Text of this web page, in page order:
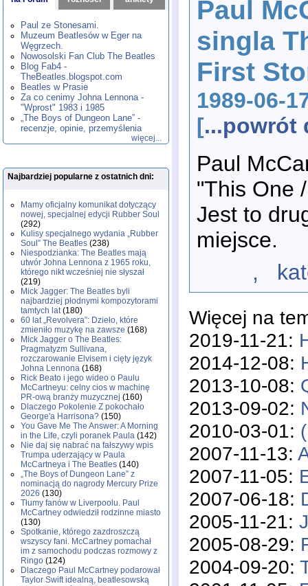
,1982,1983 ,1984,
1985, 1986,1987,1988
1990,1991 ,1992,1993 ,1994,
1995,1996, 1999
2000,2001,2002 ,2003,2004,
2005,2006, 2007
2010,2011,2012,2013,2014
2015,2016, 2017,
2020,2021,2022,2023,2024 ,
2025,2026
Paul ze Stonesami.
Muzeum Beatlesów w Eger na
Węgrzech.
Nowosolski Fan Club The Beatles
Blog Fab4 -
TheBeatles.blogspot.com
Beatles w Prasie
Za co cenimy Johna Lennona -
"Wprost" 1983 i 1985
„The Boys of Dungeon Lane” -
recenzje, opinie, przemyślenia
więcej...
Najbardziej popularne z ostatnich dni:
Mamy oficjalny komunikat dotyczący
nowej, specjalnej edycji Rubber Soul
(292)
Kulisy specjalnego wydania „Rubber
Soul” The Beatles (238)
Niespodzianka: The Beatles mają
utwór Johna Lennona z 1965 roku,
którego nikt wcześniej nie słyszał
(219)
Mick Jagger: The Beatles byli
najbardziej płodnymi kompozytorami
tamtych lat(180)
60 lat „Revolvera”: Dzieło, które
zmieniło muzykę na zawsze (168)
Mick Jagger o The Beatles:
Pragmatyzm Sullivana,
rozczarowanie Elvisem i cięty język
Johna Lennona (168)
Rick Beato i jego wideo o Paulu
McCartneyu: celny cios w machinę
PR-ową branży muzycznej (160)
Dlaczego Pokolenie Z pokochało
George'a Harrisona? (150)
You Gave Me The Answer: A Morning
in the Life, czyli poranek Paula (142)
Nie daj się nabrać na fałszywy wpis
Trumpa uderzający w Paula
McCartneya i The Beatles (140)
„The Boys of Dungeon Lane” z
nominacją do nagrody Mercury Prize
2026 (130)
Tłumy fanów w Liverpoolu. Paul
McCartney odwiedził rodzinne miasto
(130)
Spotkanie, którego zazdroszczą
wszyscy fani. McCartney pomachał
im z samochodu podczas rozmowy z
Ringo (124)
Dlaczego Paul McCartney podarował
Taylor Swift idealną, beatlesowską
Paul
singla
First
1989-06-
[...powrót
Paul
"This One
Jest to
miejsce.
,
Więcej na
2019-11-21:
2014-12-08:
2013-10-08:
2013-09-02:
2010-03-01:
2007-11-13:
2007-11-05:
2007-06-18:
2005-11-21:
2005-08-29:
2004-09-20: